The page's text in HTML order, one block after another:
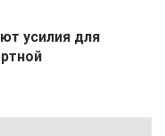
усилия для